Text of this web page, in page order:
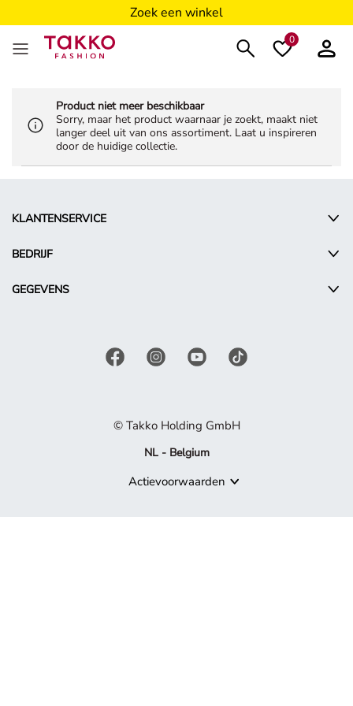
Zoek een winkel
0
Product niet meer beschikbaar
Sorry, maar het product waarnaar je zoekt, maakt niet
langer deel uit van ons assortiment. Laat u inspireren
door de huidige collectie.
KLANTENSERVICE
BEDRIJF
GEGEVENS
© Takko Holding GmbH
NL - Belgium
Actievoorwaarden